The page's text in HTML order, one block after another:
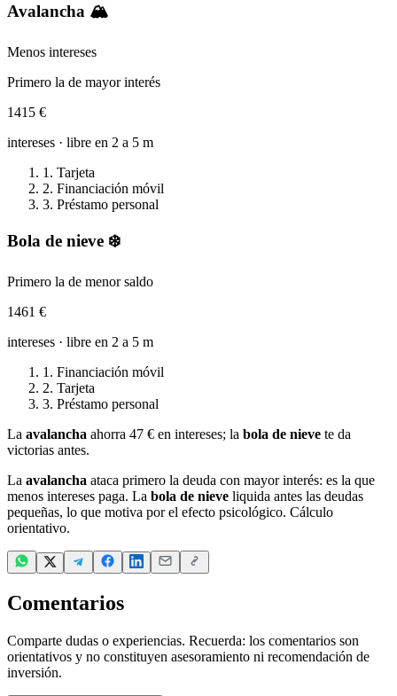
Avalancha 🏔️
Menos intereses
Primero la de mayor interés
1415 €
intereses · libre en 2 a 5 m
1 . Tarjeta
2. Financiación móvil
3. Préstamo personal
Bola de nieve ❄️
Primero la de menor saldo
1461 €
intereses · libre en 2 a 5 m
1 . Financiación móvil
2. Tarjeta
3. Préstamo personal
La avalancha ahorra 47 € en intereses; la bola de nieve te da
victorias antes.
La avalancha ataca primero la deuda con mayor interés: es la que
menos intereses paga. La bola de nieve liquida antes las deudas
pequeñas, lo que motiva por el efecto psicológico. Cálculo
orientativo.
Comentarios
Comparte dudas o experiencias. Recuerda: los comentarios son
orientativos y no constituyen asesoramiento ni recomendación de
inversión.